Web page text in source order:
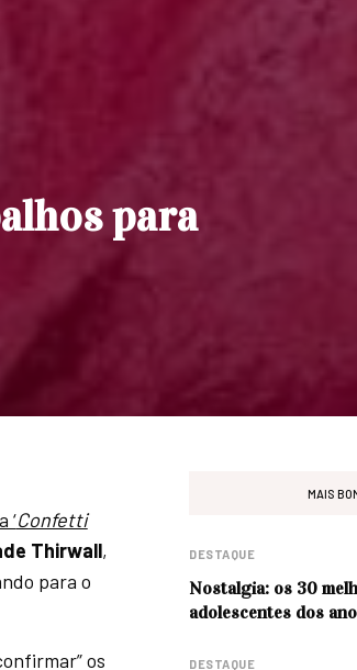
para
‘Confetti
Thirwall,
para o
os
MAIS
DESTAQUE
Nostalgia: os 30
adolescentes dos
DESTAQUE